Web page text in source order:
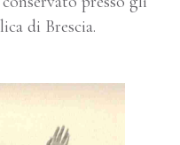
di Brescia.